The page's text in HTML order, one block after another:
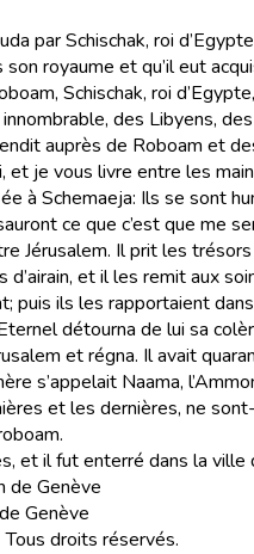
par Schischak, roi d’Egypte
royaume et qu’il eut
Schischak, roi
des Libyens,
auprès de Roboam et
et je vous livre entre les
à Schemaeja: Ils se sont
ce que c’est que me
Jérusalem. Il prit les
et il les remit aux
puis ils les rapportaient
détourna de lui sa
et régna. Il avait
s’appelait Naama,
et les dernières, ne
et il fut enterré dans la
de Genève
Genève
droits réservés.